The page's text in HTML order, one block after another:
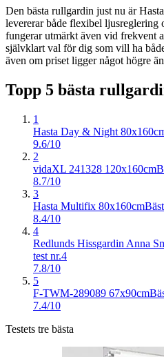
Den bästa rullgardin just nu är
levererar både flexibel
fungerar utmärkt även vid frekvent
självklart val för dig som vill ha
även om priset ligger något högre
Topp 5 bästa
1
Hasta Day & Night
9.6/10
2
vidaXL 241328 120x160cm
8.7/10
3
Hasta Multifix 80x160cm
8.4/10
4
Redlunds Hissgardin Anna
test nr.4
7.8/10
5
F-TWM-289089 67x90cm
7.4/10
Testets tre bästa